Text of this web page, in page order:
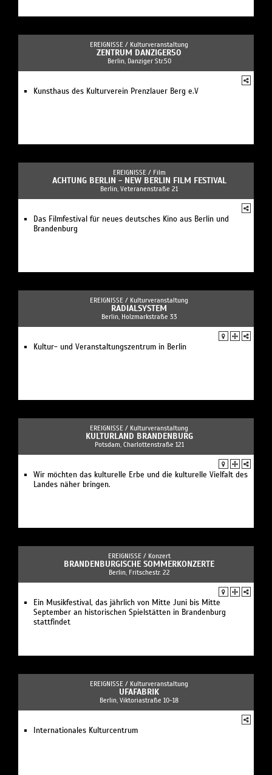
EREIGNISSE / Kulturveranstaltung
ZENTRUM DANZIGER50
Berlin, Danziger Str.50
Kunsthaus des Kulturverein Prenzlauer Berg e.V
EREIGNISSE / Film
ACHTUNG BERLIN - NEW BERLIN FILM FESTIVAL
Berlin, Veteranenstraße 21
Das Filmfestival für neues deutsches Kino aus Berlin und
Brandenburg
EREIGNISSE / Kulturveranstaltung
RADIALSYSTEM
Berlin, Holzmarkstraße 33
Kultur- und Veranstaltungszentrum in Berlin
EREIGNISSE / Kulturveranstaltung
KULTURLAND BRANDENBURG
Potsdam, Charlottenstraße 121
Wir möchten das kulturelle Erbe und die kulturelle Vielfalt des
Landes näher bringen.
EREIGNISSE / Konzert
BRANDENBURGISCHE SOMMERKONZERTE
Berlin, Fritschestr. 22
Ein Musikfestival, das jährlich von Mitte Juni bis Mitte
September an historischen Spielstätten in Brandenburg
stattfindet
EREIGNISSE / Kulturveranstaltung
UFAFABRIK
Berlin, Viktoriastraße 10-18
Internationales Kulturcentrum